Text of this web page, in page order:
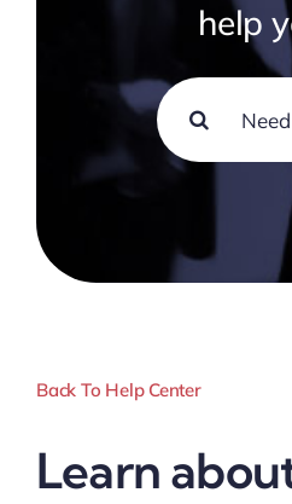
help
Search
for:
Back To Help Center
Learn